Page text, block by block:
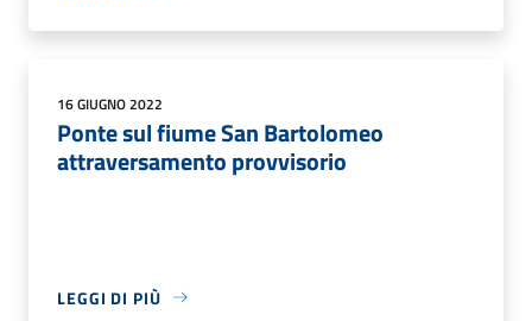
16 GIUGNO 2022
Ponte sul fiume San Bartolomeo
attraversamento provvisorio
LEGGI DI PIÙ